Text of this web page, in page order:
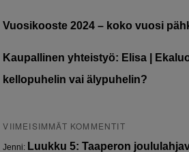
Vuosikooste 2024 – koko vuosi
Kaupallinen yhteistyö: Elisa |
kellopuhelin vai älypuhelin?
VIIMEISIMMÄT KOMMENTIT
Jenni: Luukku 5: Taaperon